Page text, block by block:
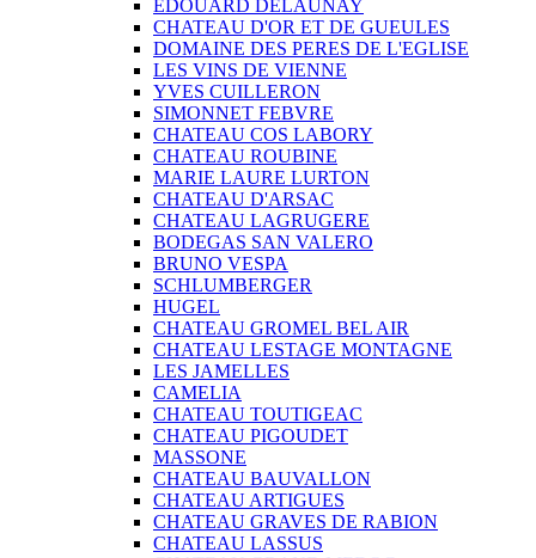
EDOUARD DELAUNAY
CHATEAU D'OR ET DE GUEULES
DOMAINE DES PERES DE L'EGLISE
LES VINS DE VIENNE
YVES CUILLERON
SIMONNET FEBVRE
CHATEAU COS LABORY
CHATEAU ROUBINE
MARIE LAURE LURTON
CHATEAU D'ARSAC
CHATEAU LAGRUGERE
BODEGAS SAN VALERO
BRUNO VESPA
SCHLUMBERGER
HUGEL
CHATEAU GROMEL BEL AIR
CHATEAU LESTAGE MONTAGNE
LES JAMELLES
CAMELIA
CHATEAU TOUTIGEAC
CHATEAU PIGOUDET
MASSONE
CHATEAU BAUVALLON
CHATEAU ARTIGUES
CHATEAU GRAVES DE RABION
CHATEAU LASSUS